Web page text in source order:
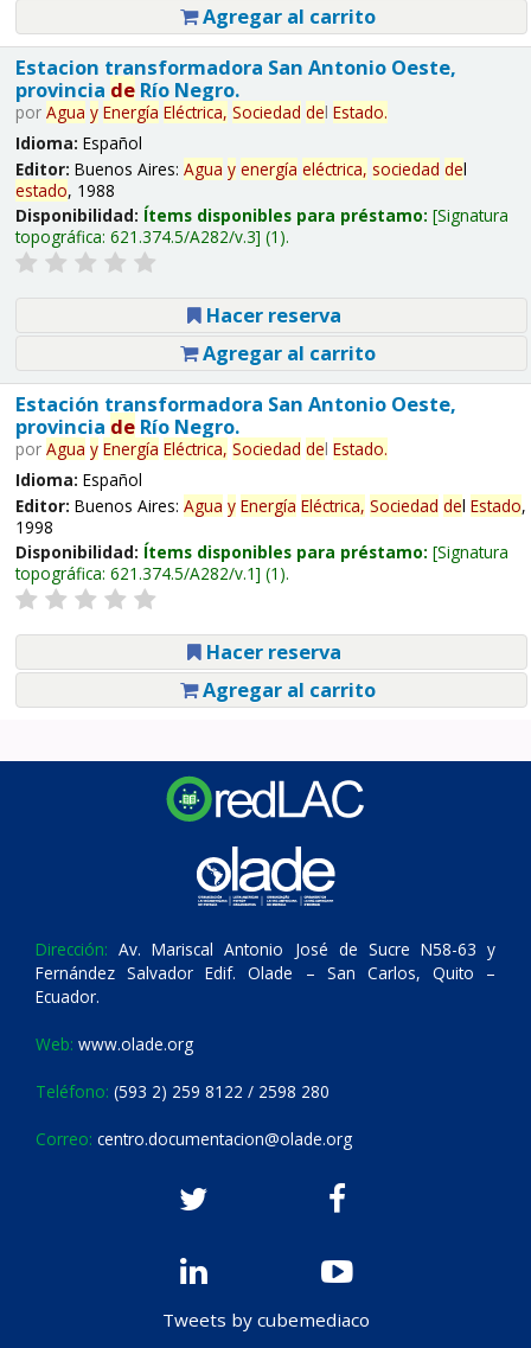
Agregar al carrito
Estacion transformadora San Antonio Oeste,
provincia deRío Negro.
por Agua y Energía Eléctrica, Sociedad del Estado.
Idioma: Español
Editor: Buenos Aires: Agua y energía eléctrica, sociedad del
estado, 1988
Disponibilidad: Ítems disponibles para préstamo: Signatura
topográfica: 621.374.5/A282/v.3 (1).
Hacer reserva
Agregar al carrito
Estación transformadora San Antonio Oeste,
provincia deRío Negro.
por Agua y Energía Eléctrica, Sociedad del Estado.
Idioma: Español
Editor: Buenos Aires: Agua y Energía Eléctrica, Sociedad del Estado,
1998
Disponibilidad: Ítems disponibles para préstamo: Signatura
topográfica: 621.374.5/A282/v.1 (1).
Hacer reserva
Agregar al carrito
Dirección: Av. Mariscal Antonio José de Sucre N58-63 y
Fernández Salvador Edif. Olade – San Carlos, Quito –
Ecuador.
Web: www.olade.org
Teléfono: (593 2) 259 8122 / 2598 280
Correo: centro.documentacion@olade.org
Tweets by cubemediaco